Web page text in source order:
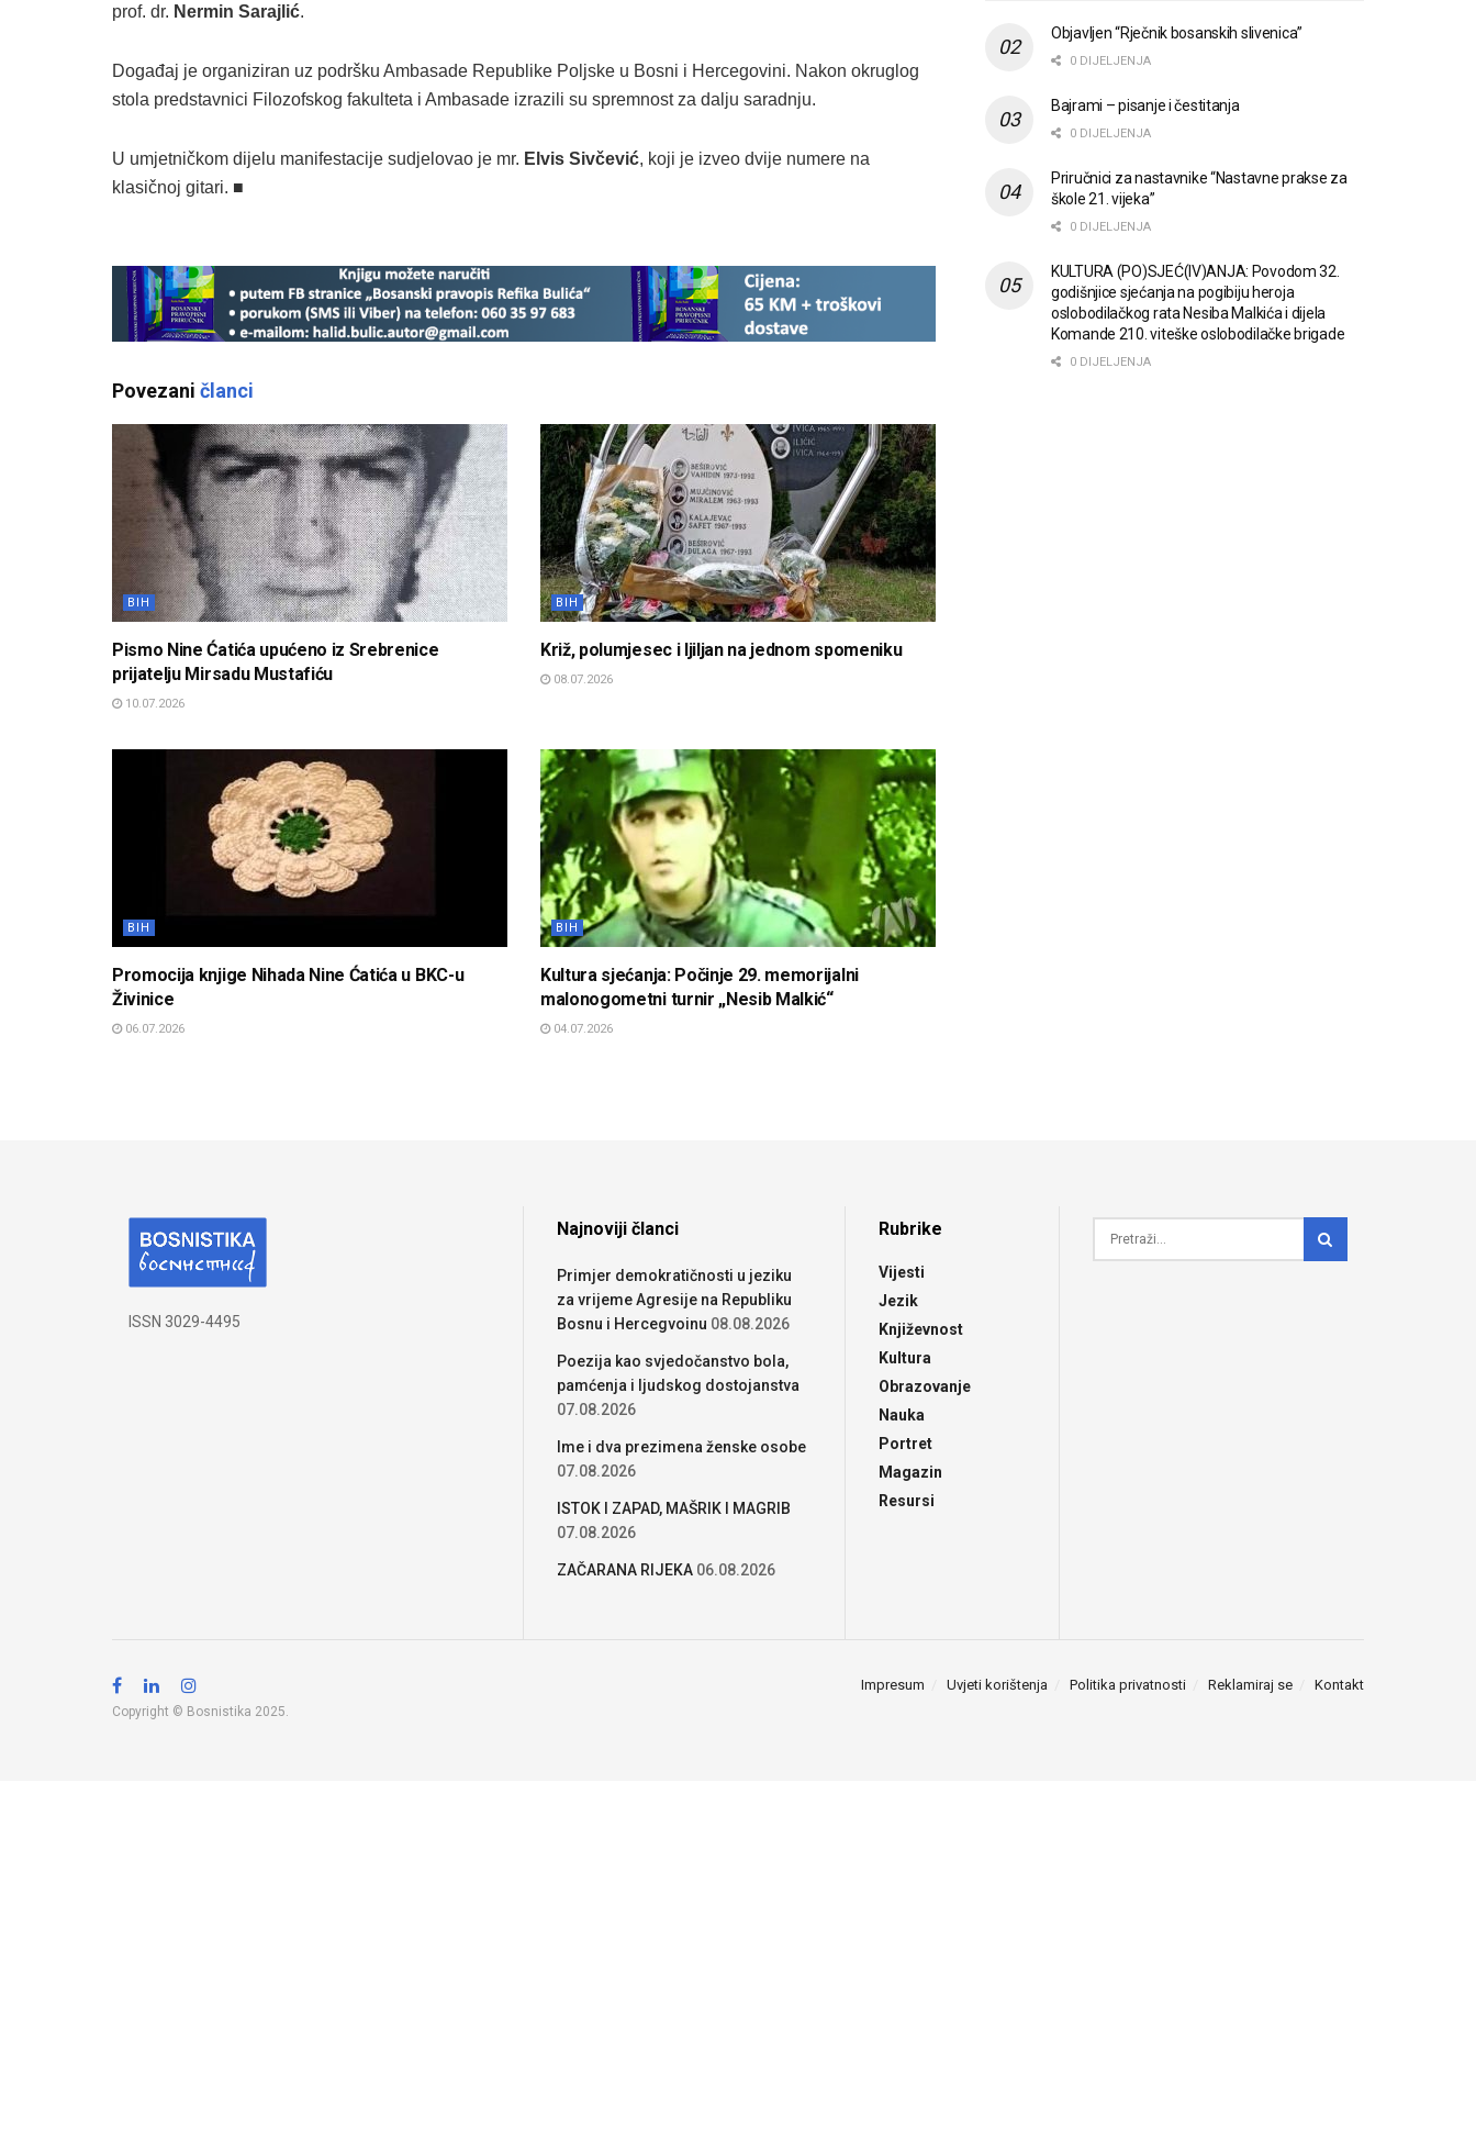
prof. dr. Nermin Sarajlić.
Događaj je organiziran uz podršku Ambasade Republike Poljske u Bosni i Hercegovini. Nakon okruglog
stola predstavnici Filozofskog fakulteta i Ambasade izrazili su spremnost za dalju saradnju.
U umjetničkom dijelu manifestacije sudjelovao je mr. Elvis Sivčević, koji je izveo dvije numere na
klasičnoj gitari. ■
Povezani članci
BIH
Pismo Nine Ćatića upućeno iz Srebrenice
prijatelju Mirsadu Mustafiću
10.07.2026
BIH
Križ, polumjesec i ljiljan na jednom spomeniku
08.07.2026
BIH
Promocija knjige Nihada Nine Ćatića u BKC-u
Živinice
06.07.2026
BIH
Kultura sjećanja: Počinje 29. memorijalni
malonogometni turnir „Nesib Malkić“
04.07.2026
Objavljen “Rječnik bosanskih slivenica”
0 DIJELJENJA
Bajrami – pisanje i čestitanja
0 DIJELJENJA
Priručnici za nastavnike “Nastavne prakse za
škole 21. vijeka”
0 DIJELJENJA
KULTURA (PO)SJEĆ(IV)ANJA: Povodom 32.
godišnjice sjećanja na pogibiju heroja
oslobodilačkog rata Nesiba Malkića i dijela
Komande 210. viteške oslobodilačke brigade
0 DIJELJENJA
ISSN 3029-4495
Najnoviji članci
Primjer demokratičnosti u jeziku
za vrijeme Agresije na Republiku
Bosnu i Hercegvoinu 08.08.2026
Poezija kao svjedočanstvo bola,
pamćenja i ljudskog dostojanstva
07.08.2026
Ime i dva prezimena ženske osobe
07.08.2026
ISTOK I ZAPAD, MAŠRIK I MAGRIB
07.08.2026
ZAČARANA RIJEKA 06.08.2026
Rubrike
Vijesti
Jezik
Književnost
Kultura
Obrazovanje
Nauka
Portret
Magazin
Resursi
Impresum Uvjeti korištenja Politika privatnosti Reklamiraj se Kontakt
Copyright © Bosnistika 2025.